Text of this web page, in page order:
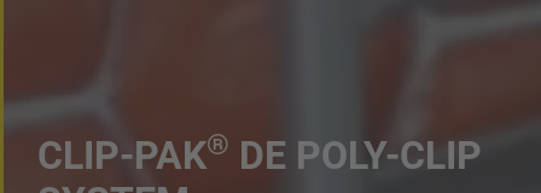
CLIP-PAK® DE POLY-CLIP